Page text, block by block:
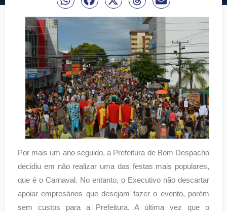
Por mais um ano seguido, a Prefeitura de Bom Despacho
decidiu em não realizar uma das festas mais populares,
que é o Carnaval. No entanto, o Executivo não descartar
apoiar empresários que desejam fazer o evento, porém
sem custos para a Prefeitura. A última vez que o